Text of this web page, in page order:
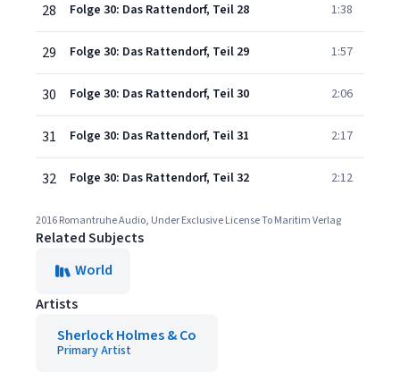
28 Folge 30: Das Rattendorf, Teil 28 1:38
29 Folge 30: Das Rattendorf, Teil 29 1:57
30 Folge 30: Das Rattendorf, Teil 30 2:06
31 Folge 30: Das Rattendorf, Teil 31 2:17
32 Folge 30: Das Rattendorf, Teil 32 2:12
2016 Romantruhe Audio, Under Exclusive License To Maritim Verlag
Related Subjects
World
Artists
Sherlock Holmes & Co
Primary Artist